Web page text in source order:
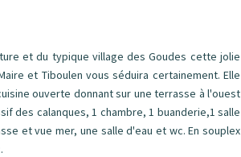
et du typique village des Goudes cette jolie
et Tiboulen vous séduira certainement. Elle
ouverte donnant sur une terrasse à l'ouest
des calanques, 1 chambre, 1 buanderie,1 salle
et vue mer, une salle d'eau et wc. En souplex